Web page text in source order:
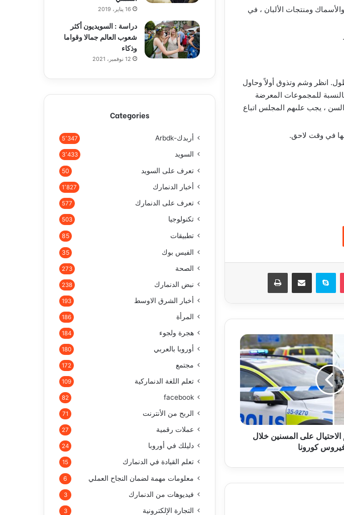
ومنتجات الألبان ، في
انظر وشم وتذوق أولاً وحاول
للمجموعات المعرضة
، يجب علىهم المجلس اتباع
في وقت لاحق.
سكايب
على المسنين خلال
كورونا
16 يناير، 2019
دراسة : السويديون أكثر
شعوب العالم جمالا وقواما
وذكاء
12 نوفمبر، 2021
Categories
أربدك-Arbdk 5٬347
السويد 3٬433
تعرف على السويد 50
أخبار الدنمارك 1٬827
تعرف على الدنمارك 577
تكنولوجيا 503
تطبيقات 85
الفيس بوك 35
الصحة 273
نبض الدنمارك 238
أخبار الشرق الاوسط 193
المرأة 186
هجرة ولجوء 184
أوروبا بالعربي 180
مجتمع 172
تعلم اللغة الدنماركية 109
facebook
82
الربح من الأنترنت 71
عملات رقمية 27
دليلك في أوروبا 24
تعلم القيادة في الدنمارك 15
معلومات مهمة لضمان النجاح العملي 6
فيديوهات من الدنمارك 3
التجارة الإلكترونية 3